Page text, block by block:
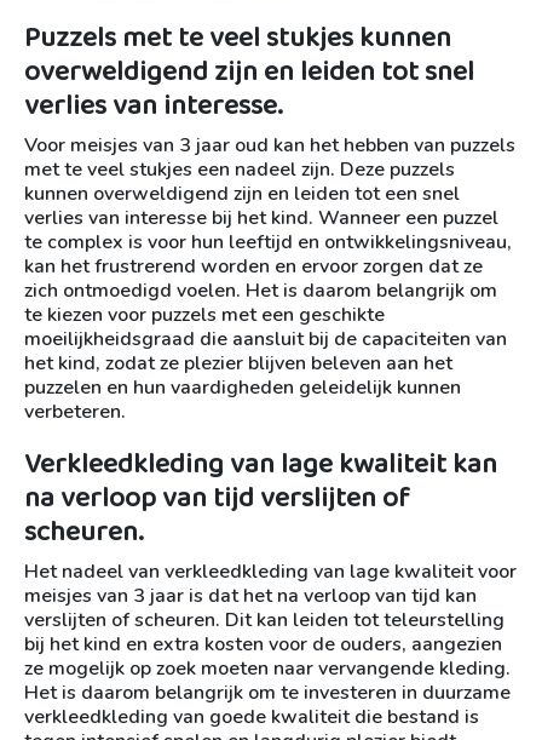
Puzzels met te veel stukjes kunnen
overweldigend zijn en leiden tot snel
verlies van interesse.
Voor meisjes van 3 jaar oud kan het hebben van puzzels
met te veel stukjes een nadeel zijn. Deze puzzels
kunnen overweldigend zijn en leiden tot een snel
verlies van interesse bij het kind. Wanneer een puzzel
te complex is voor hun leeftijd en ontwikkelingsniveau,
kan het frustrerend worden en ervoor zorgen dat ze
zich ontmoedigd voelen. Het is daarom belangrijk om
te kiezen voor puzzels met een geschikte
moeilijkheidsgraad die aansluit bij de capaciteiten van
het kind, zodat ze plezier blijven beleven aan het
puzzelen en hun vaardigheden geleidelijk kunnen
verbeteren.
Verkleedkleding van lage kwaliteit kan
na verloop van tijd verslijten of
scheuren.
Het nadeel van verkleedkleding van lage kwaliteit voor
meisjes van 3 jaar is dat het na verloop van tijd kan
verslijten of scheuren. Dit kan leiden tot teleurstelling
bij het kind en extra kosten voor de ouders, aangezien
ze mogelijk op zoek moeten naar vervangende kleding.
Het is daarom belangrijk om te investeren in duurzame
verkleedkleding van goede kwaliteit die bestand is